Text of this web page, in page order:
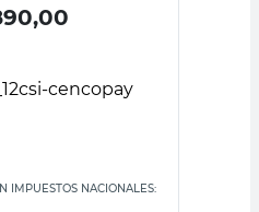
IMPUESTOS NACIONALES: